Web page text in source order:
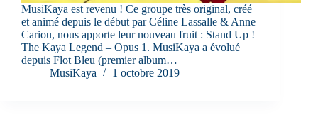
MusiKaya est revenu ! Ce groupe très original, créé
et animé depuis le début par Céline Lassalle & Anne
Cariou, nous apporte leur nouveau fruit : Stand Up !
The Kaya Legend – Opus 1. MusiKaya a évolué
depuis Flot Bleu (premier album…
MusiKaya
1 octobre 2019